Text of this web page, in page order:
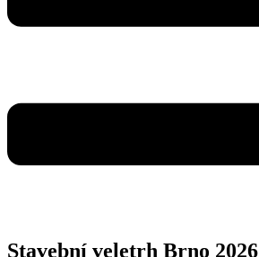
Stavební veletrh Brno 2026